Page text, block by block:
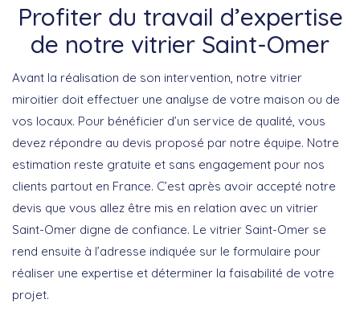
Profiter du travail d’expertise
de notre vitrier Saint-Omer
Avant la réalisation de son intervention, notre vitrier
miroitier doit effectuer une analyse de votre maison ou de
vos locaux. Pour bénéficier d’un service de qualité, vous
devez répondre au devis proposé par notre équipe. Notre
estimation reste gratuite et sans engagement pour nos
clients partout en France. C’est après avoir accepté notre
devis que vous allez être mis en relation avec un vitrier
Saint-Omer digne de confiance. Le vitrier Saint-Omer se
rend ensuite à l’adresse indiquée sur le formulaire pour
réaliser une expertise et déterminer la faisabilité de votre
projet.